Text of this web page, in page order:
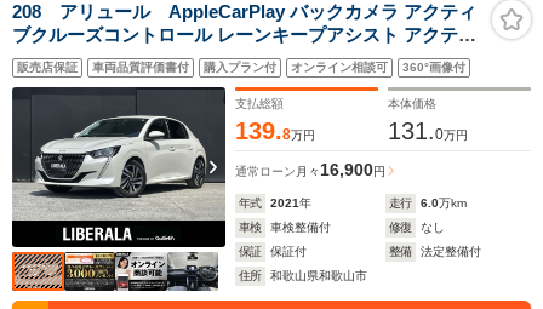
208 アリュール AppleCarPlay バックカメラ アクティ
ブクルーズコントロール レーンキープアシスト アクティ
ブセーフティブレーキ 前後ドラレコ スマートキー ドライ
ブモード ハーフレザーシート 純16incAW LEDライト
ETC
販売店保証 車両品質評価書付 購入プラン付 オンライン相談可 360°画像付
支払総額
139.8万円
本体価格
131.0万円
通常ローン 月々16,900円
年式 2021年 走行 6.0万km
車検
車検整備付 修復
なし
保証
保証付 整備
法定整備付
住所
和歌山県和歌山市